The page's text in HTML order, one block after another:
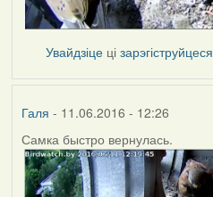
Увайдзіце цізарэгіструйцеся
Галя - 11.06.2016 - 12:26
Самка быстро вернулась.